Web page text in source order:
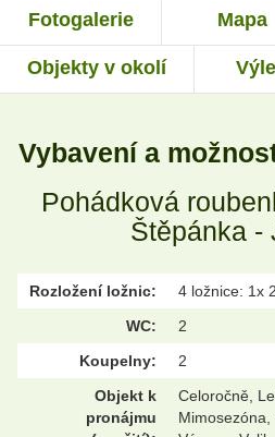
Fotogalerie Mapa
Objekty v okolí
Vybavení a
Pohádková
Štěpánka -
Rozložení ložnic:
4 ložnice: 1x
WC:
2
Koupelny:
2
Objekt k
pronájmu
Celoročně,
Mimosezóna,